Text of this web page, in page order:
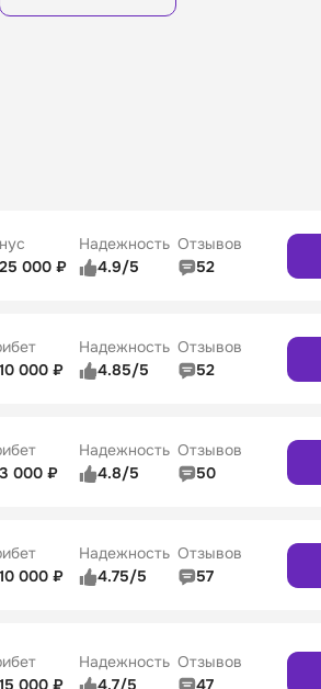
25 000 ₽
Надежность
4.9/5
Отзывов
52
10 000 ₽
Надежность
4.85/5
Отзывов
52
3 000 ₽
Надежность
4.8/5
Отзывов
50
10 000 ₽
Надежность
4.75/5
Отзывов
57
15 000 ₽
Надежность
4.7/5
Отзывов
47